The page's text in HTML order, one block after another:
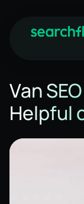
Van
Helpful